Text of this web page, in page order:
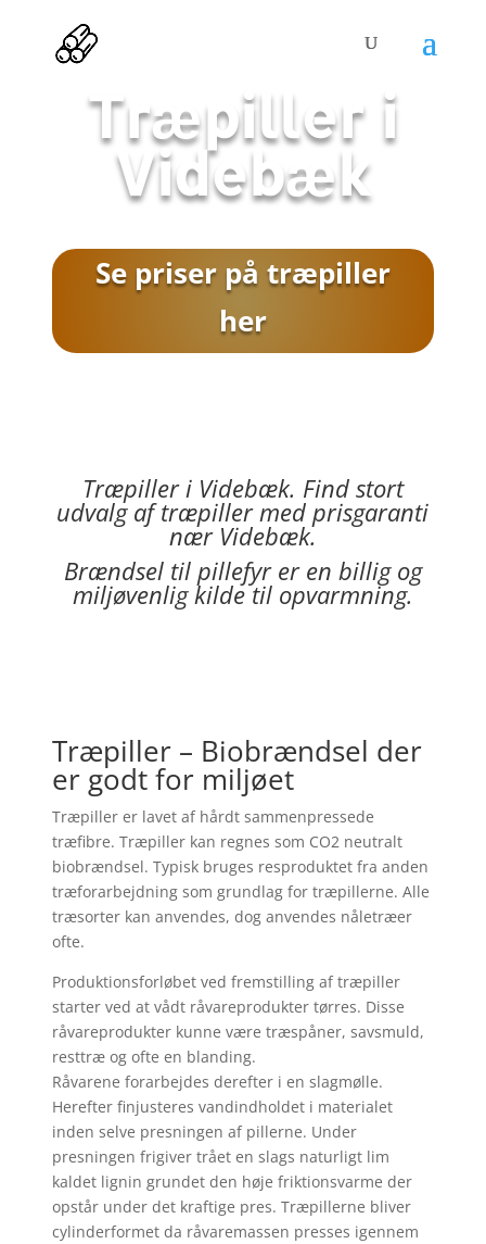
Træpiller i
Videbæk
Se priser på træpiller
her
Træpiller i Videbæk. Find stort
udvalg af træpiller med prisgaranti
nær Videbæk.
Brændsel til pillefyr er en billig og
miljøvenlig kilde til opvarmning.
Træpiller – Biobrændsel der
er godt for miljøet
Træpiller er lavet af hårdt sammenpressede
træfibre. Træpiller kan regnes som CO2 neutralt
biobrændsel. Typisk bruges resproduktet fra anden
træforarbejdning som grundlag for træpillerne. Alle
træsorter kan anvendes, dog anvendes nåletræer
ofte.
Produktionsforløbet ved fremstilling af træpiller
starter ved at vådt råvareprodukter tørres. Disse
råvareprodukter kunne være træspåner, savsmuld,
resttræ og ofte en blanding.
Råvarene forarbejdes derefter i en slagmølle.
Herefter finjusteres vandindholdet i materialet
inden selve presningen af pillerne. Under
presningen frigiver trået en slags naturligt lim
kaldet lignin grundet den høje friktionsvarme der
opstår under det kraftige pres. Træpillerne bliver
cylinderformet da råvaremassen presses igennem